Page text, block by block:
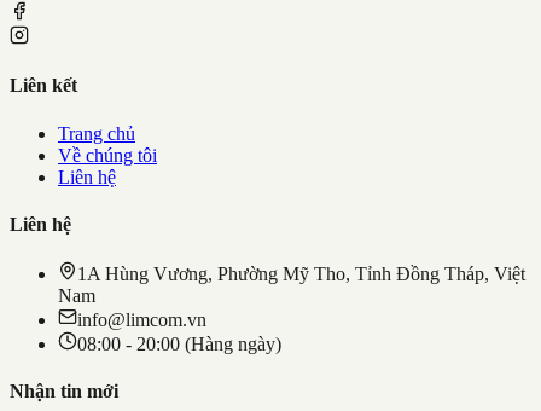
Liên kết
Trang chủ
Về chúng tôi
Liên hệ
Liên hệ
1A Hùng Vương, Phường Mỹ Tho, Tỉnh Đồng Tháp, Việt
Nam
info@limcom.vn
08:00 - 20:00 (Hàng ngày)
Nhận tin mới